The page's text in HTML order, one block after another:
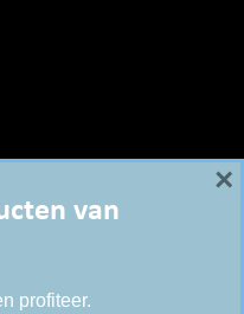
van
profiteer.
×